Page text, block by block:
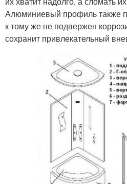
Алюминиевый профиль также
к тому же не подвержен
сохранит привлекательный